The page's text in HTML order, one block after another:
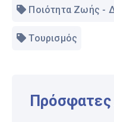
Ποιότητα Ζωής -
Τουρισμός
Πρόσφατες